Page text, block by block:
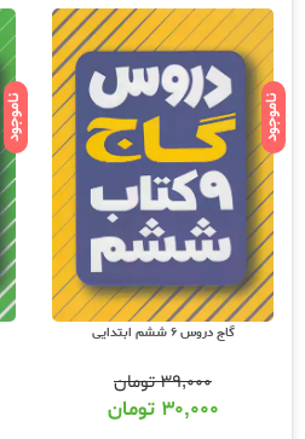
ناموجود
گاج دروس 6 ششم ابتدایی
۳۹,۰۰۰تومان
۳۰,۰۰۰ تومان
ناموجود